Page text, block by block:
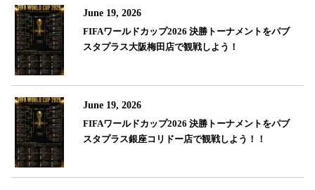
June 19, 2026
FIFAワールドカップ2026 決勝トーナメントをパブ
スタプラス大阪梅田店で観戦しよう！
June 19, 2026
FIFAワールドカップ2026 決勝トーナメントをパブ
スタプラス銀座コリドー店で観戦しよう！！